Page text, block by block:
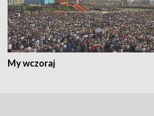
My wczoraj